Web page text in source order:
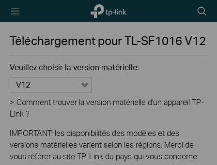
TP-Link,
Reliably
icon
Téléchargement pourTL-SF1016V12
Veuillez choisir la version matérielle:
V12
> Comment trouver la version matérielle d'un appareil TP-
Link ?
IMPORTANT: les disponibilités des modèles et des
versions matérielles varient selon les régions. Merci de
vous référer au site TP-Link du pays qui vous concerne.